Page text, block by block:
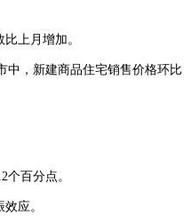
上月增加。
中，新建商品住宅销售价格环比
百分点。
应。